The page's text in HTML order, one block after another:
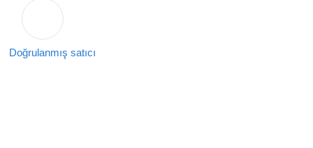
Doğrulanmış satıcı